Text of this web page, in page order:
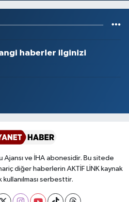
haberler ilginizi
Ajansı ve İHA abonesidir. Bu sitede
diğer haberlerin AKTİF LİNK kaynak
serbesttir.